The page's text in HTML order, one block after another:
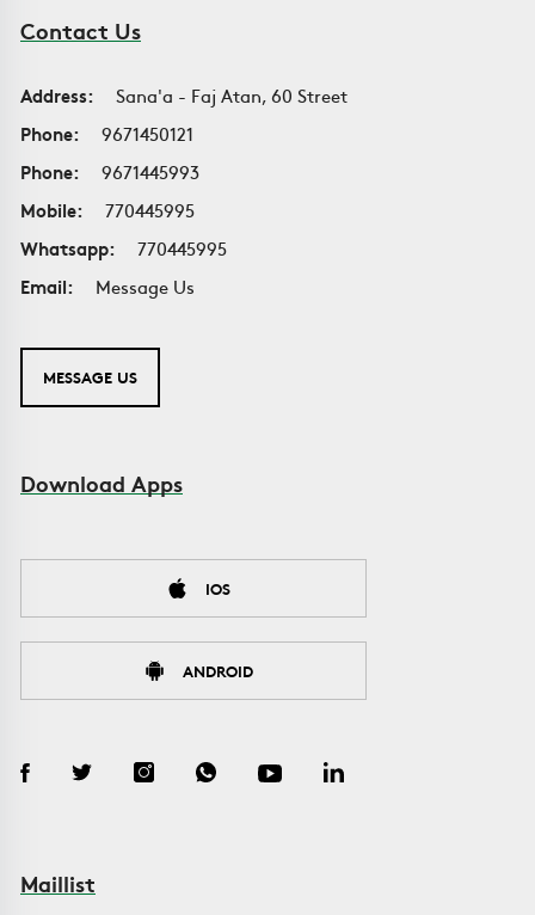
Contact Us
Address:
Sana'a - Faj Atan, 60 Street
Phone:
9671450121
Phone:
9671445993
Mobile:
770445995
Whatsapp:
770445995
Email:
Message Us
MESSAGE US
Download Apps
IOS
ANDROID
Maillist